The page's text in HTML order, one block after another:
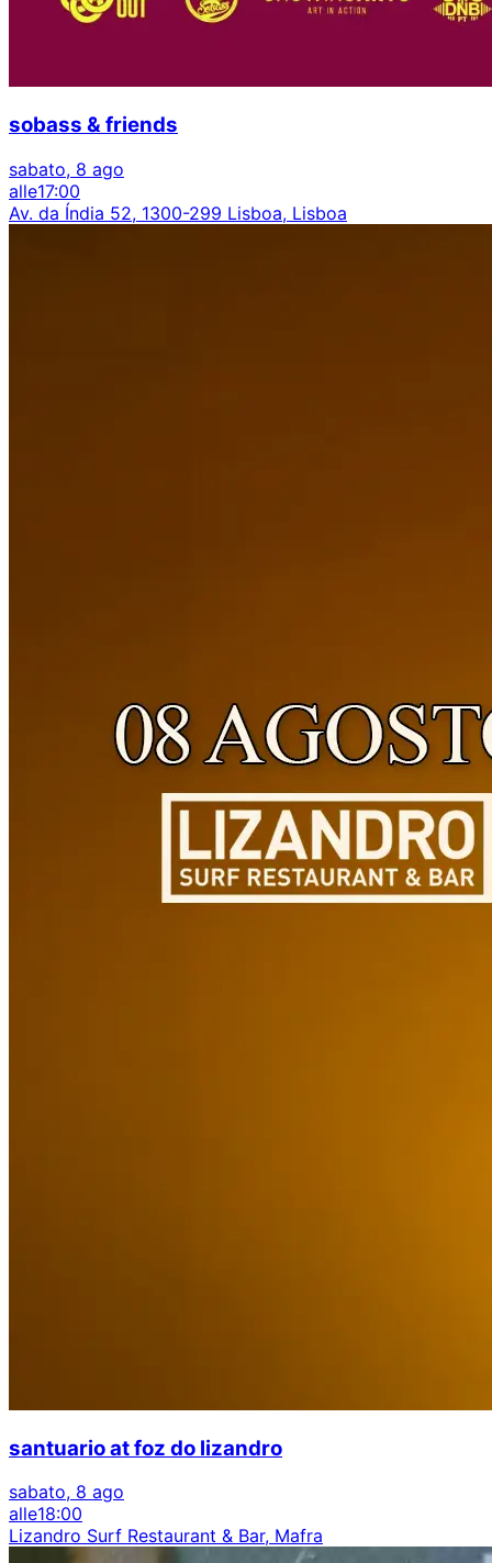
sobass & friends
sabato, 8 ago
alle17:00
Av. da Índia 52, 1300-299 Lisboa, Lisboa
santuario at foz do lizandro
sabato, 8 ago
alle18:00
Lizandro Surf Restaurant & Bar, Mafra